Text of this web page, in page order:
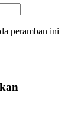
peramban ini